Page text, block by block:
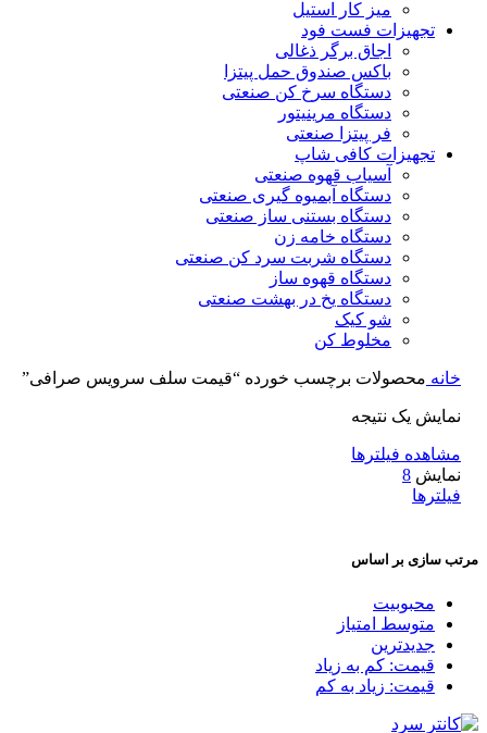
میز کار استیل
تجهیزات فست فود
اجاق برگر ذغالی
باکس صندوق حمل پیتزا
دستگاه سرخ کن صنعتی
دستگاه مرینیتور
فر پیتزا صنعتی
تجهیزات کافی شاپ
آسیاب قهوه صنعتی
دستگاه آبمیوه گیری صنعتی
دستگاه بستنی ساز صنعتی
دستگاه خامه زن
دستگاه شربت سرد کن صنعتی
دستگاه قهوه ساز
دستگاه یخ در بهشت صنعتی
شو کیک
مخلوط کن
خانه محصولات برچسب خورده “قیمت سلف سرویس صرافی”
نمایش یک نتیجه
مشاهده فیلترها
نمایش 8
فیلترها
مرتب سازی بر اساس
محبوبیت
متوسط امتیاز
جدیدترین
قیمت: کم به زیاد
قیمت: زیاد به کم